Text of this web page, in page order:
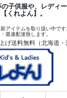
子供服や、レディ
【くれよん】。
アイテムを取り扱い中で
最速配達致します。
げ送料無料（北海道・